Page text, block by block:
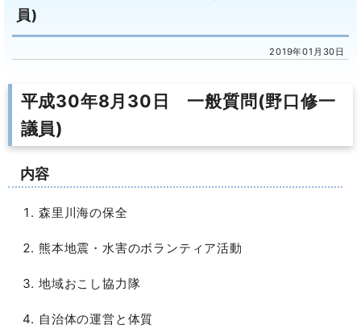
員)
2019年01月30日
平成30年8月30日 一般質問(野口修一
議員)
内容
森里川海の保全
熊本地震・水害のボランティア活動
地域おこし協力隊
自治体の運営と体質